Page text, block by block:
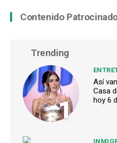
Contenido
Trending
1
Así
Casa
hoy 6